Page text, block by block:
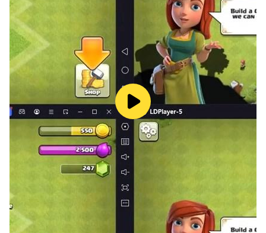
defensa de segundo nivel, tiempo de ataque 10
segundos;
Semilla de Girasol: [semilla de girasol + semilla]
salud 4000, produce 25 soles cada 25±1
segundos, reduce 25 soles cuando es herida y
reduce 50 soles cuando muere;